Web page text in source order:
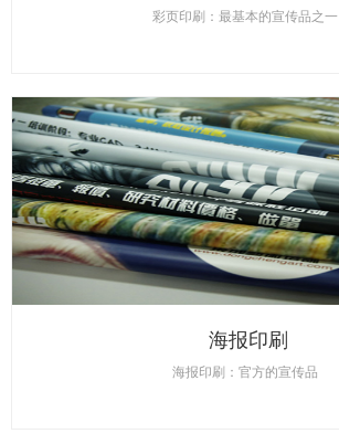
彩页印刷：最基本的宣传品之一
海报印刷
海报印刷：官方的宣传品